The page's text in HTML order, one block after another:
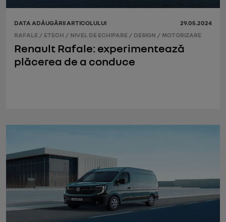
DATA ADĂUGĂRII ARTICOLULUI
29.05.2024
RAFALE / ETECH / NIVEL DE ECHIPARE / DESIGN / MOTORIZARE
Renault Rafale: experimentează
plăcerea de a conduce